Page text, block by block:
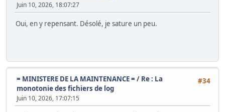
Juin 10, 2026, 18:07:27
Oui, en y repensant. Désolé, je sature un peu.
#34
= MINISTERE DE LA MAINTENANCE = / Re : La
monotonie des fichiers de log
Juin 10, 2026, 17:07:15